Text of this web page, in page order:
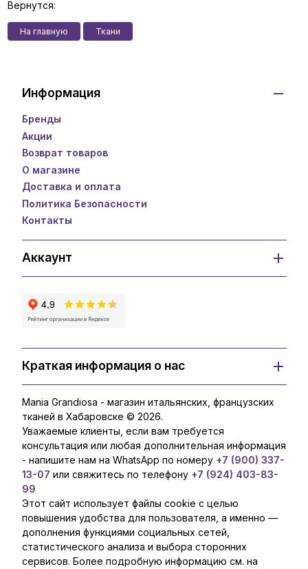
Вернутся:
На главную Ткани
Информация
Бренды
Акции
Возврат товаров
О магазине
Доставка и оплата
Политика Безопасности
Контакты
Аккаунт
Краткая информация о нас
Mania Grandiosa - магазин итальянских, французских
тканей в Хабаровске © 2026.
Уважаемые клиенты, если вам требуется
консультация или любая дополнительная информация
- напишите нам на WhatsApp по номеру +7 (900) 337-
13-07 или свяжитесь по телефону +7 (924) 403-83-
99
Этот сайт использует файлы cookie с целью
повышения удобства для пользователя, а именно —
дополнения функциями социальных сетей,
статистического анализа и выбора сторонних
сервисов. Более подробную информацию см. на